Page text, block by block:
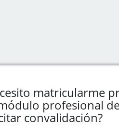
matricularme
profesional
convalidación?